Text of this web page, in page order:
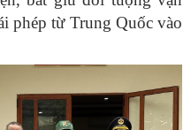
phép từ Trung Quốc vào